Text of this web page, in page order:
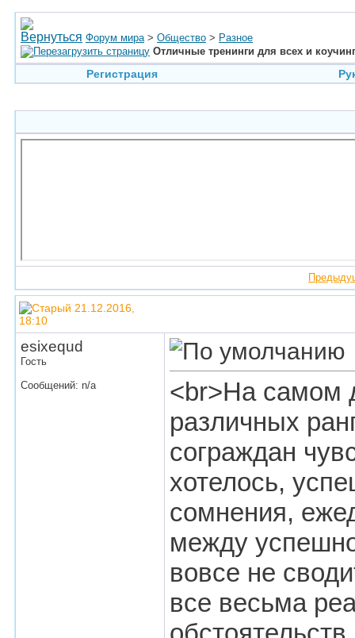
Форум мира > Общество > Разное
Отличные тренинги для всех и
Регистрация
21.12.2016,
18:10
esixequd
Гость
Сообщений: n/a
<br>На самом
различных
сограждан
хотелось,
сомнения,
между
вовсе не
все весьма